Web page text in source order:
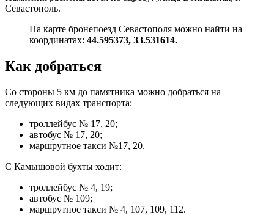
Севастополь.
На карте бронепоезд Севастополя можно найти на
координатах: 44.595373, 33.531614.
Как добраться
Со стороны 5 км до памятника можно добраться на
следующих видах транспорта:
троллейбус № 17, 20;
автобус № 17, 20;
маршрутное такси №17, 20.
С Камышовой бухты ходит:
троллейбус № 4, 19;
автобус № 109;
маршрутное такси № 4, 107, 109, 112.